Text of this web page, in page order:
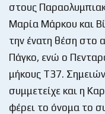
στους
Μαρία Μάρκου και
την ένατη θέση στο
Πάγκο, ενώ ο
μήκους T37.
συμμετείχε και η
φέρει το όνομα το